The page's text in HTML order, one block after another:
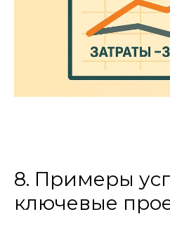
8. Примеры
ключевые